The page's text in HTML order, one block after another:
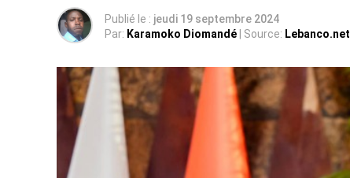
Publié le : jeudi 19 septembre 2024
Par: Karamoko Diomandé | Source: Lebanco.net